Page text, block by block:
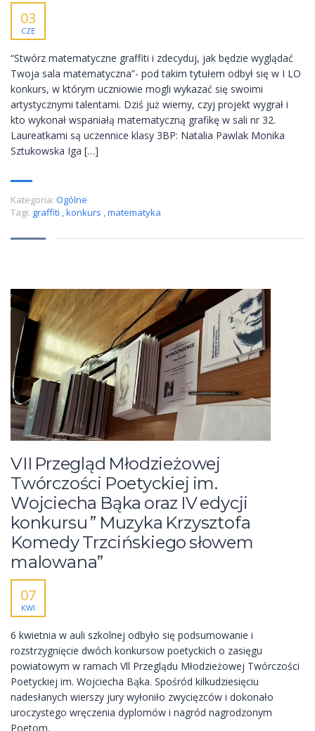
03
CZE
“Stwórz matematyczne graffiti i zdecyduj, jak będzie wyglądać
Twoja sala matematyczna”- pod takim tytułem odbył się w I LO
konkurs, w którym uczniowie mogli wykazać się swoimi
artystycznymi talentami. Dziś już wiemy, czyj projekt wygrał i
kto wykonał wspaniałą matematyczną grafikę w sali nr 32.
Laureatkami są uczennice klasy 3BP: Natalia Pawlak Monika
Sztukowska Iga […]
Kategoria: Ogólne
Tagi: graffiti konkurs matematyka
VII Przegląd Młodzieżowej
Twórczości Poetyckiej im.
Wojciecha Bąka oraz IV edycji
konkursu ” Muzyka Krzysztofa
Komedy Trzcińskiego słowem
malowana”
07
KWI
6 kwietnia w auli szkolnej odbyło się podsumowanie i
rozstrzygnięcie dwóch konkursow poetyckich o zasięgu
powiatowym w ramach Vll Przeglądu Młodzieżowej Twórczości
Poetyckiej im. Wojciecha Bąka. Spośród kilkudziesięciu
nadesłanych wierszy jury wyłoniło zwycięzców i dokonało
uroczystego wręczenia dyplomów i nagród nagrodzonym
Poetom.